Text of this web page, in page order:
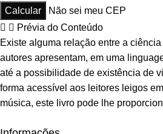
Não sei meu CEP
Prévia do Conteúdo
Existe alguma relação entre a
autores apresentam, em uma
até a possibilidade de existência de
forma acessível aos leitores leigos
música, este livro pode lhe